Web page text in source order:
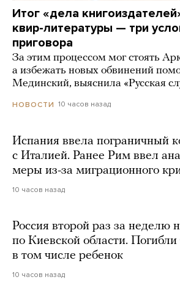
Итог «дела
квир-литературы — три
приговора
За этим процессом мог стоять
а избежать новых обвинений
Мединский, выяснила «Русская
НОВОСТИ 10 часов назад
Испания ввела пограничный
с Италией. Ранее Рим ввел
меры из-за миграционного
10 часов назад
Россия второй раз за неделю
по Киевской области. Погибли
в том числе ребенок
10 часов назад